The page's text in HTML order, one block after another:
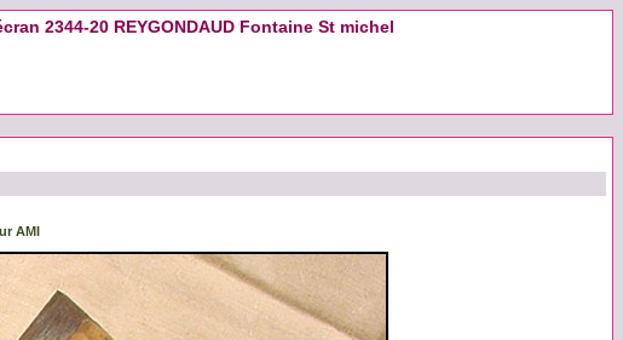
2344-20 REYGONDAUD Fontaine St michel
AMI